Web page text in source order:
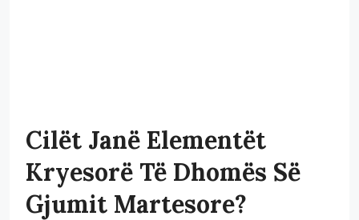
Cilët Janë Elementët
Kryesorë Të Dhomës Së
Gjumit Martesore?